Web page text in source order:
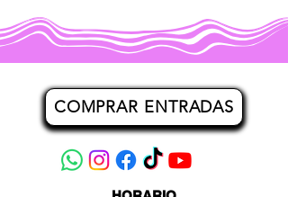
COMPRAR ENTRADAS